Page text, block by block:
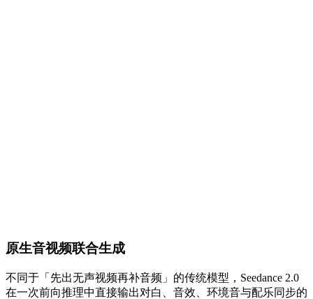
原生音视频联合生成
不同于「先出无声视频再补音频」的传统模型，Seedance 2.0
在一次前向推理中直接输出对白、音效、环境音与配乐同步的